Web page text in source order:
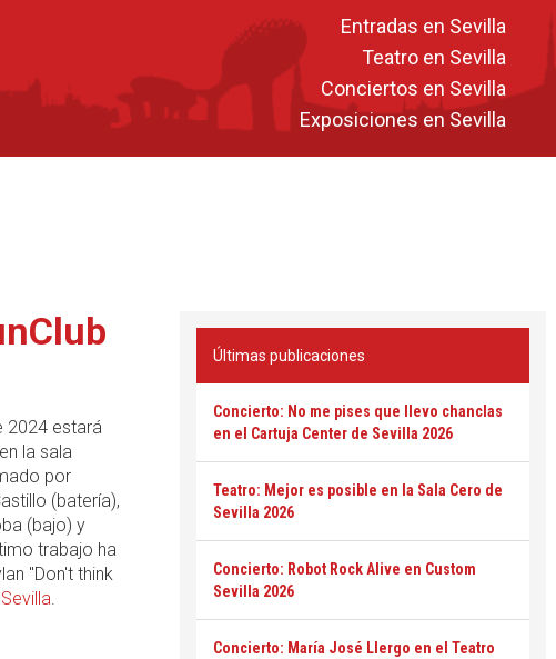
Entradas en Sevilla
Teatro en Sevilla
Conciertos en Sevilla
Exposiciones en Sevilla
2024 estará
la sala
por
(batería),
(bajo) y
trabajo ha
"Don't think
.
Últimas publicaciones
Concierto: No me pises que llevo chanclas
en el Cartuja Center de Sevilla 2026
Teatro: Mejor es posible en la Sala Cero de
Sevilla 2026
Concierto: Robot Rock Alive en Custom
Sevilla 2026
Concierto: María José Llergo en el Teatro